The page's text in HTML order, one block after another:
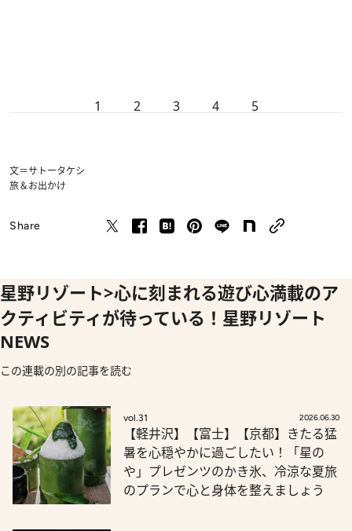
1 2 3 4 5
文＝サトータケシ
旅＆お出かけ
Share
星野リゾート>心に刻まれる遊び心満載のア
クティビティが待っている！星野リゾート
NEWS
この連載の別の記事を読む
vol.31 2026.06.30
【軽井沢】【富士】【京都】きたる猛
暑を心穏やかに過ごしたい！「星の
や」プレゼンツのかき氷、冷涼な夏旅
のプランで心と身体を整えましょう